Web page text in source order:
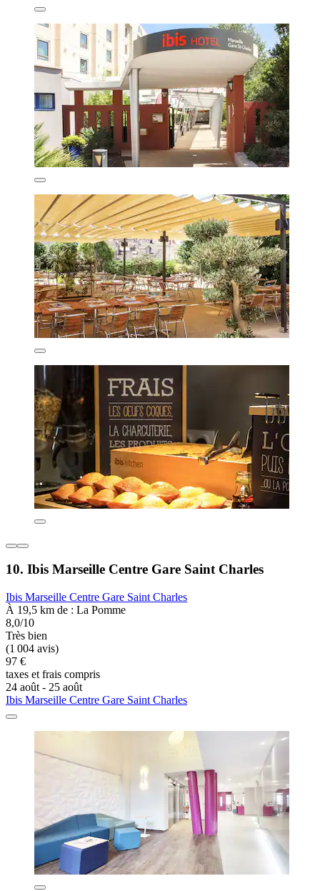
10. Ibis Marseille Centre Gare Saint Charles
Ibis Marseille Centre Gare Saint Charles
À 19,5 km de : La Pomme
8,0/10
Très bien
(1 004 avis)
97 €
taxes et frais compris
24 août - 25 août
Ibis Marseille Centre Gare Saint Charles